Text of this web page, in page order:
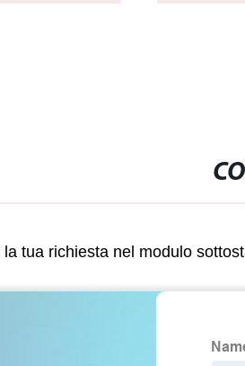
tua richiesta nel modulo